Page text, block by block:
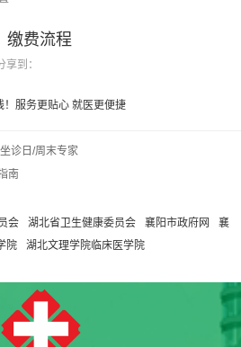
缴费流程
享到：
！服务更贴心 就医更便捷
诊日/周末专家
南
会 湖北省卫生健康委员会 襄阳市政府网
襄
院 湖北文理学院临床医学院